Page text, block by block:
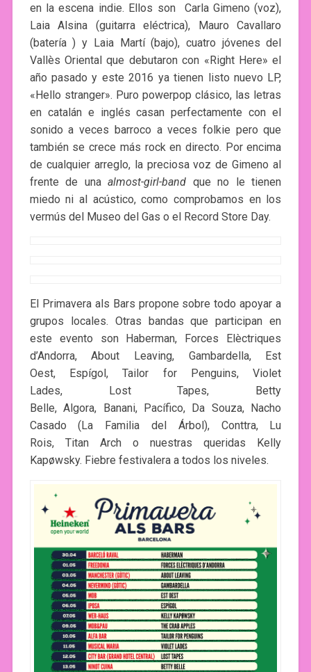
en la escena indie. Ellos son Carla Gimeno (voz),
Laia Alsina (guitarra eléctrica), Mauro Cavallaro
(batería ) y Laia Martí (bajo), cuatro jóvenes del
Vallès Oriental que debutaron con «Right Here» el
año pasado y este 2016 ya tienen listo nuevo LP,
«Hello stranger». Puro powerpop clásico, las letras
en catalán e inglés casan perfectamente con el
sonido a veces barroco a veces folkie pero que
también se crece más rock en directo. Por encima
de cualquier arreglo, la preciosa voz de Gimeno al
frente de unaalmost-girl-band que no le tienen
miedo ni al acústico, como comprobamos en los
vermús del Museo del Gas o el Record Store Day.
El Primavera als Bars propone sobre todo apoyar a
grupos locales. Otras bandas que participan en
este evento son Haberman, Forces Elèctriques
d’Andorra, About Leaving, Gambardella, Est
Oest, Espígol, Tailor for Penguins, Violet
Lades, Lost Tapes, Betty
Belle, Algora, Banani, Pacífico, Da Souza, Nacho
Casado (La Familia del Árbol), Conttra, Lu
Rois, Titan Arch o nuestras queridas Kelly
Kapøwsky. Fiebre festivalera a todos los niveles.